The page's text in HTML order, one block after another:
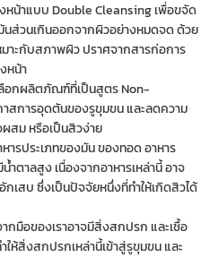
หน้าแบบ Double Cleansing เพื่อขจัด
ส่วนเกินออกจากผิวอย่างหมดจด ด้วย
าะกับสภาพผิว ปราศจากสารก่อการ
หน้า
ลือกผลิตภัณฑ์ที่เป็นสูตร Non-
สการอุดตันของรูขุมขน และลดความ
สม หรือเป็นสิวง่าย
หารประเภทของมัน ของทอด อาหาร
ตาลสูง เนื่องจากอาหารเหล่านี้ อาจ
กเสบ ซึ่งเป็นปัจจัยหนึ่งที่ทำให้เกิดสิวได้
ากมือของเราอาจมีสิ่งสกปรก และเชื้อ
ห้สิ่งสกปรกเหล่านี้เข้าสู่รูขุมขน และ